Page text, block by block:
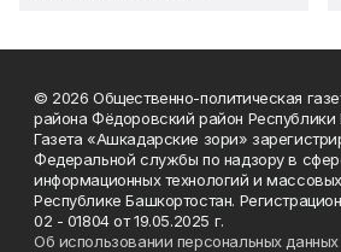
© 2026 Общественно-политическая
района Фёдоровский район Республики
Газета «Ашкадарские зори»
Федеральной службы по надзору в
информационных технологий и
Республике Башкортостан.
02 - 01804 от 19.05.2025 г.
Об использовании персональных данных